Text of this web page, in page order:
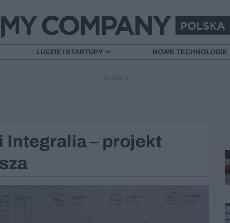
LUDZIE I STARTUPY NOWE TECHNOLOGIE
Integralia – projekt